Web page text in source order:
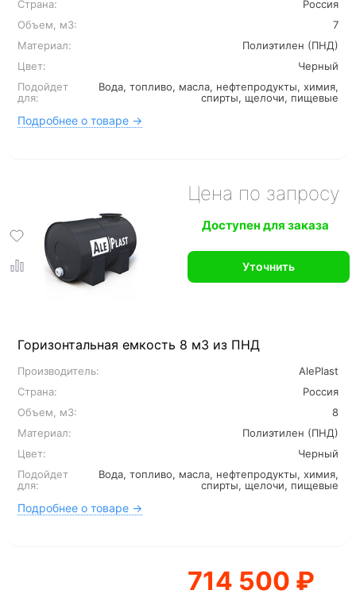
Страна:
Россия
Объем, м3:
7
Материал:
Полиэтилен (ПНД)
Цвет:
Черный
Подойдет
для:
Вода, топливо, масла, нефтепродукты, химия,
спирты, щелочи, пищевые
Подробнее о товаре →
Горизонтальная емкость 8 м3 из ПНД
Производитель:
AlePlast
Страна:
Россия
Объем, м3:
8
Материал:
Полиэтилен (ПНД)
Цвет:
Черный
Подойдет
для:
Вода, топливо, масла, нефтепродукты, химия,
спирты, щелочи, пищевые
Подробнее о товаре →
Цена по запросу
Доступен для заказа
Уточнить
714 500 ₽